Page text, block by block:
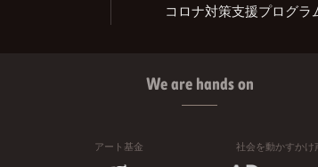
コロナ対策支援プログラ
We are hands on
アート基金 社会を動かすかけ